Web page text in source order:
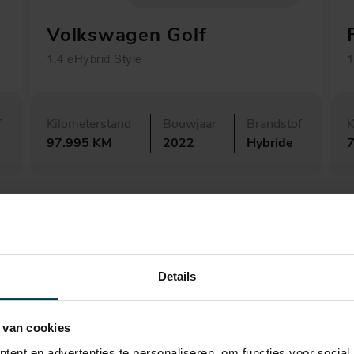
Details
cookies
Volkswagen Golf
1.4 eHybrid Style
Kilometerstand
97.995 KM
Bouwjaar
2022
Brandstof
Hybride